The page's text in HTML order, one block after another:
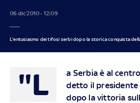
06 dic 2010 - 12:09
L'entusiasmo dei tifosi serbi dopo la storica conquista
"L
a Serbia è al
detto il presidente
dopo la vittoria